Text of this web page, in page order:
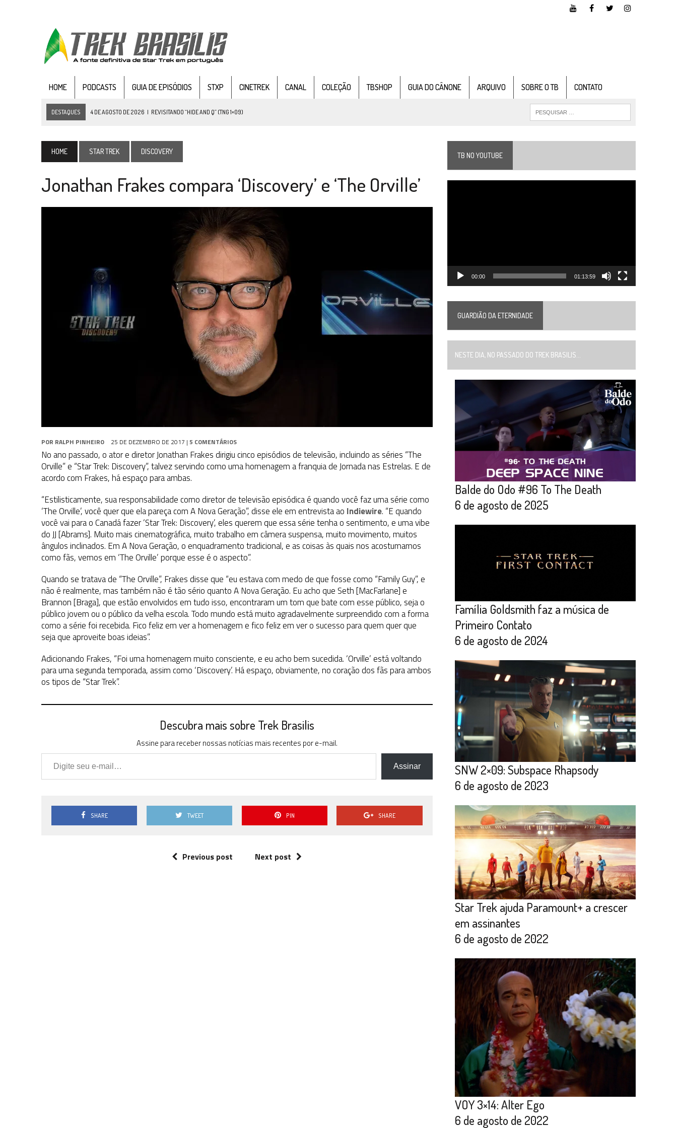
HOME PODCASTS GUIA DE EPISÓDIOS STXP CINETREK CANAL COLEÇÃO TBSHOP GUIA DO CÂNONE ARQUIVO SOBRE O TB CONTATO
DESTAQUES 4 DE AGOSTO DE 2026 | REVISITANDO “HIDE AND Q” (TNG 1×09)
2 DE AGOSTO DE 2026 | TB AO VIVO | STAR TREK: STRANGE NEW WORLDS – “THE GRIFFIN INCIDENT” (4×02)
1 DE AGOSTO DE 2026 ELENCO DE STRANGE NEW WORLDS ENCARA O FIM DE UMA ERA NA SDCC
GRANDES JORNADAS | QUATRO EPISÓDIOS DE SOBRE DIFERENTES PONTOS DE VISTA
COLEÇÃO TREK BRASILISJÁ DISPONÍVEL EM PRÉ-VENDA!
SNW 4×02: THE GRIFFIN INCIDENT
SCOTT BAKULA REVISITA O LEGADO DE ENTERPRISE AOS 60 ANOS DE STAR TREK
HOME STAR TREK DISCOVERY
Jonathan Frakes compara ‘Discovery’ e ‘The Orville’
POR RALPH PINHEIRO 25 DE DEZEMBRO DE 2017 | 5 COMENTÁRIOS
No ano passado, o ator e diretor Jonathan Frakes dirigiu cinco episódios de televisão, incluindo as séries “The
Orville” e “Star Trek: Discovery”, talvez servindo como uma homenagem a franquia de Jornada nas Estrelas. E de
acordo com Frakes, há espaço para ambas.
“Estilisticamente, sua responsabilidade como diretor de televisão episódica é quando você faz uma série como
‘The Orville’, você quer que ela pareça com A Nova Geração”, disse ele em entrevista ao Indiewire. “E quando
você vai para o Canadá fazer ‘Star Trek: Discovery’, eles querem que essa série tenha o sentimento, e uma vibe
do JJ [Abrams]. Muito mais cinematográfica, muito trabalho em câmera suspensa, muito movimento, muitos
ângulos inclinados. Em A Nova Geração, o enquadramento tradicional, e as coisas às quais nos acostumamos
como fãs, vemos em ‘The Orville’ porque esse é o aspecto”.
Quando se tratava de “The Orville”, Frakes disse que “eu estava com medo de que fosse como “Family Guy”, e
não é realmente, mas também não é tão sério quanto A Nova Geração. Eu acho que Seth [MacFarlane] e
Brannon [Braga], que estão envolvidos em tudo isso, encontraram um tom que bate com esse público, seja o
público jovem ou o público da velha escola. Todo mundo está muito agradavelmente surpreendido com a forma
como a série foi recebida. Fico feliz em ver a homenagem e fico feliz em ver o sucesso para quem quer que
seja que aproveite boas ideias”.
Adicionando Frakes, “Foi uma homenagem muito consciente, e eu acho bem sucedida. ‘Orville’ está voltando
para uma segunda temporada, assim como ‘Discovery’. Há espaço, obviamente, no coração dos fãs para ambos
os tipos de “Star Trek”.
Descubra mais sobre Trek Brasilis
Assine para receber nossas notícias mais recentes por e-mail.
Digite seu e-mail…
Assinar
SHARE TWEET PIN SHARE
Previous post Next post
TB NO YOUTUBE
00:00 01:13:59
GUARDIÃO DA ETERNIDADE
NESTE DIA, NO PASSADO DO TREK BRASILIS...
Balde do Odo #96 To The Death
6 de agosto de 2025
Família Goldsmith faz a música de
Primeiro Contato
6 de agosto de 2024
SNW 2×09: Subspace Rhapsody
6 de agosto de 2023
Star Trek ajuda Paramount+ a crescer
em assinantes
6 de agosto de 2022
VOY 3×14: Alter Ego
6 de agosto de 2022